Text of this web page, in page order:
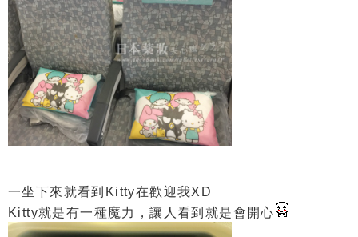
一坐下來就看到Kitty在歡迎我XD
Kitty就是有一種魔力，讓人看到就是會開心